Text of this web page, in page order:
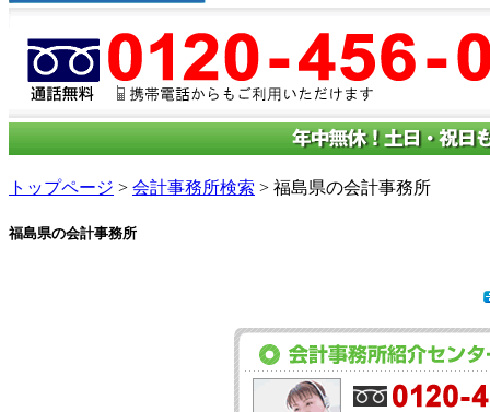
トップページ > 会計事務所検索 > 福島県の会計事務所
福島県の会計事務所